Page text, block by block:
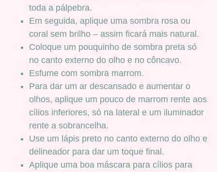
toda a pálpebra.
Em seguida, aplique uma sombra rosa ou
coral sem brilho – assim ficará mais natural.
Coloque um pouquinho de sombra preta só
no canto externo do olho e no côncavo.
Esfume com sombra marrom.
Para dar um ar descansado e aumentar o
olhos, aplique um pouco de marrom rente aos
cílios inferiores, só na lateral e um iluminador
rente a sobrancelha.
Use um lápis preto no canto externo do olho e
delineador para dar um toque final.
Aplique uma boa máscara para cílios para